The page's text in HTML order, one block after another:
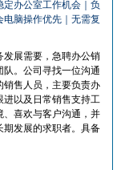
办公室工作机会｜负
脑操作优先｜无需复
发展需要，急聘办公销
队。公司寻找一位沟通
销售人员，主要负责办
以及日常销售支持工
、喜欢与客户沟通，并
期发展的求职者。具备